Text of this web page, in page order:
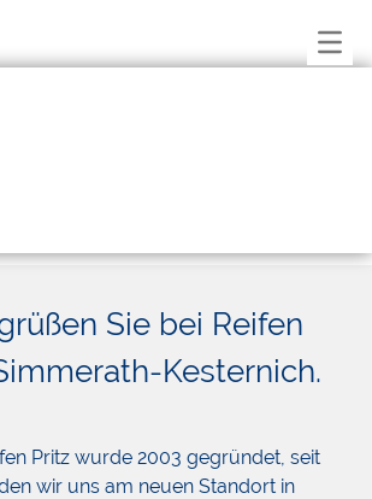
/ Mechatroniker
Sie bei Reifen
Kesternich.
Pritz wurde 2003 gegründet, seit
wir uns am neuen Standort in